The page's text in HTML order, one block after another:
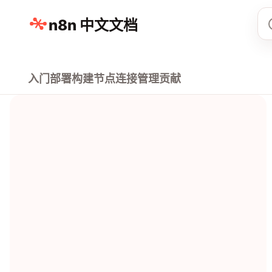
n8n 中文文档
入门部署构建节点连接管理贡献